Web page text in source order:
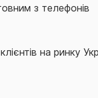
з телефонів
на ринку